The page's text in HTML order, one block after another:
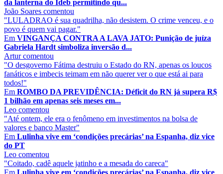
da lanterna do Ideb permitindo qu...
João Soares comentou
"LULADRAO é sua quadrilha, não desistem. O crime venceu, e o
povo é quem vai pagar."
Em VINGANÇA CONTRA A LAVA JATO: Punição de juíza
Gabriela Hardt simboliza inversão d...
Arturcomentou
"O desgoverno Fátima destruiu o Estado do RN, apenas os loucos
fanáticos e imbecis teimam em não querer ver o que está ai para
todos!"
Em ROMBO DA PREVIDÊNCIA: Déficit do RN já supera R$
1 bilhão em apenas seis meses em...
Leo comentou
"Até ontem, ele era o fenômeno em investimentos na bolsa de
valores e banco Master"
Em Lulinha vive em ‘condições precárias’ na Espanha, diz vice
do PT
Leo comentou
"Coitado, cadê aquele jatinho e a mesada do careca"